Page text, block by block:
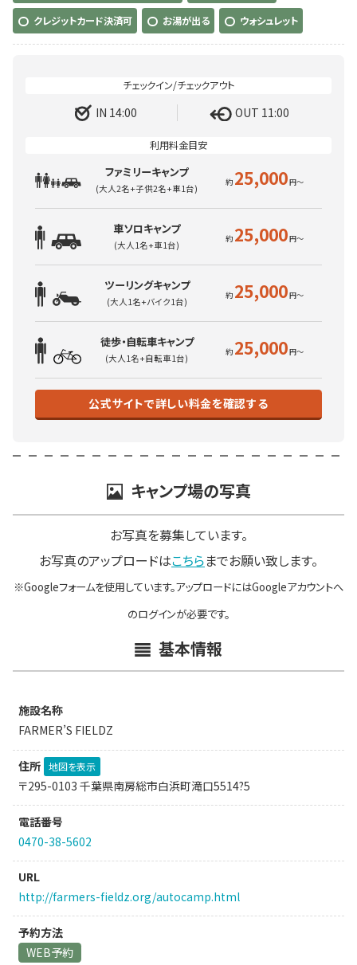
クレジットカード決済可 お湯が出る ウォシュレット
IN 14:00 OUT 11:00
ファミリーキャンプ
(大人2名+子供2名+車1台) 25,000
車ソロキャンプ
(大人1名+車1台) 25,000
ツーリングキャンプ
(大人1名+バイク1台) 25,000
徒歩・自転車キャンプ
(大人1名+自転車1台) 25,000
公式サイトで詳しい料金を確認する
キャンプ場の写真
お写真を募集しています。
お写真のアップロードはこちらまでお願い致します。
※Googleフォームを使用しています。アップロードにはGoogleアカウントへ
のログインが必要です。
基本情報
施設名称
FARMER’S FIELDZ
住所 地図を表示
〒295-0103 千葉県南房総市白浜町滝口5514?5
電話番号
0470-38-5602
URL
http://farmers-fieldz.org/autocamp.html
予約方法
WEB予約